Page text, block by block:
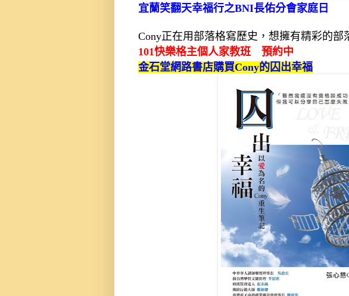
宜蘭笑翻天幸福行之BNI長佑分會家庭日
Cony正在用部落格寫歷史，想擁有精彩的部
101快樂格主個人家教班 預約中
金石堂網路書店購買Cony的囚出幸福